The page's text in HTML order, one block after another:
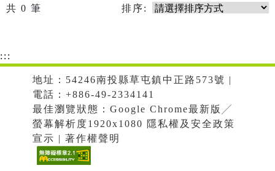
共 0 筆 排序:
:::
地址：54246南投縣草屯鎮中正路573號 |
電話：+886-49-2334141
最佳瀏覽狀態：Google Chrome最新版╱
螢幕解析度1920x1080 隱私權及安全政策
宣示 | 著作權聲明